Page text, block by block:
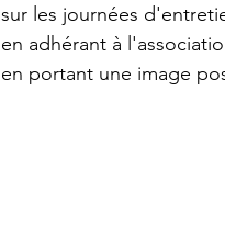
sur les journées
en adhérant à
en portant une image